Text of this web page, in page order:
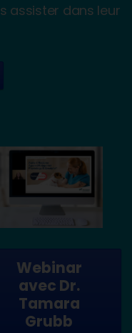
assister dans leur
Webinar
avec Dr.
Tamara
Grubb